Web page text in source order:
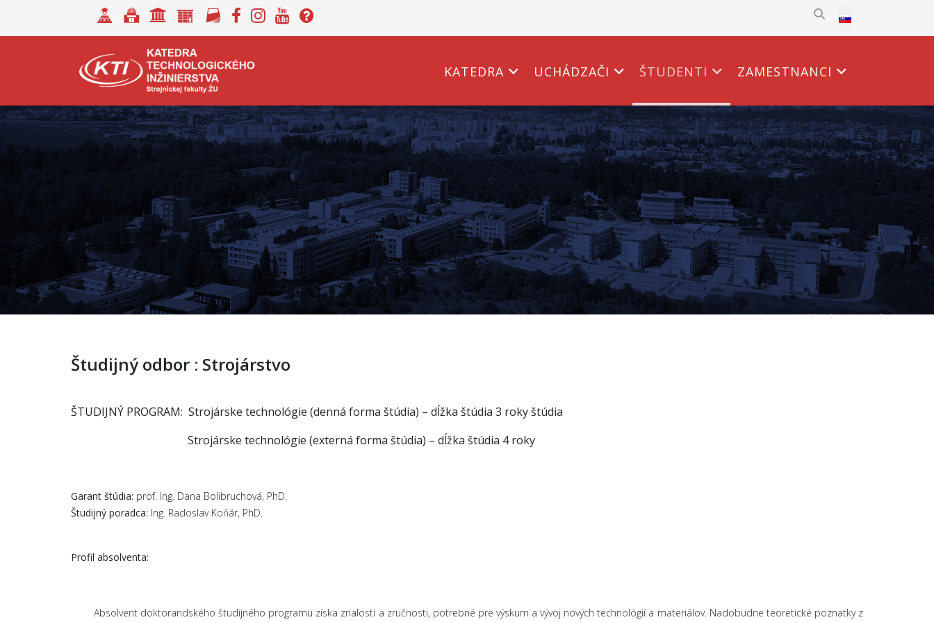
Select your language
KATEDRA UCHÁDZAČI ŠTUDENTI ZAMESTNANCI
Študijný odbor : Strojárstvo
ŠTUDIJNÝ PROGRAM: Strojárske technológie (denná forma štúdia) – dĺžka štúdia 3 roky štúdia
Strojárske technológie (externá forma štúdia) – dĺžka štúdia 4 roky
Garant štúdia: prof. Ing. Dana Bolibruchová, PhD.
Študijný poradca: Ing. Radoslav Koňár, PhD.
Profil absolventa:
Absolvent doktorandského študijného programu získa znalosti a zručnosti, potrebné pre výskum a vývoj nových technológií a materiálov. Nadobudne teoretické poznatky z